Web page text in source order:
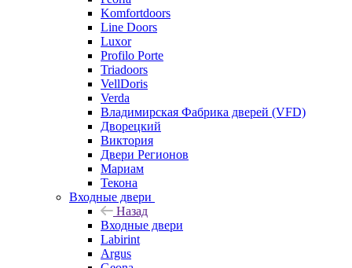
Komfortdoors
Line Doors
Luxor
Profilo Porte
Triadoors
VellDoris
Verda
Владимирская Фабрика дверей (VFD)
Дворецкий
Виктория
Двери Регионов
Мариам
Текона
Входные двери
Назад
Входные двери
Labirint
Argus